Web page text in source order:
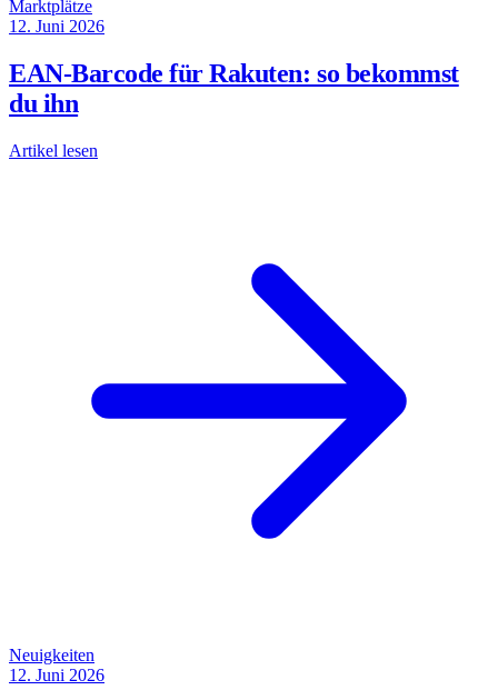
Marktplätze
12. Juni 2026
EAN-Barcode für Rakuten: so bekommst
du ihn
Artikel lesen
Neuigkeiten
12. Juni 2026